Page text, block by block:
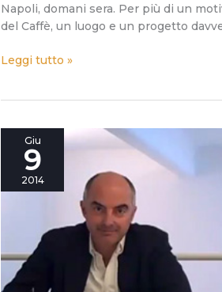
Napoli, domani sera. Per più di un
del Caffè, un luogo e un progetto
Leggi tutto »
Giu
9
2014
Domani
giugno
2014
FaberLab